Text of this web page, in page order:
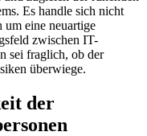
Es handle sich nicht
um eine neuartige
zwischen IT-
sei fraglich, ob der
überwiege.
der